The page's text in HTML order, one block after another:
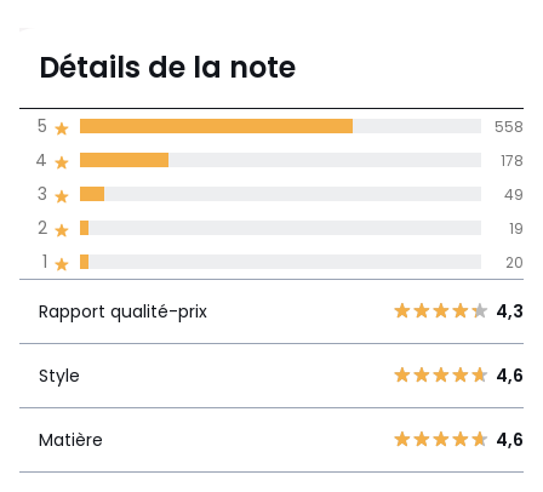
4,5
moyenne des avis
dans toutes les
1 20
2
3 49
4
5 4,3
Détails de la note
1 20
2 19
3 49
4 178
5 558
Rapport qualité-prix 4,3
Style 4,6
Matière 4,6